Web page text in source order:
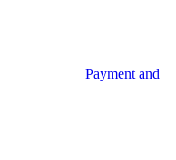
Payment and